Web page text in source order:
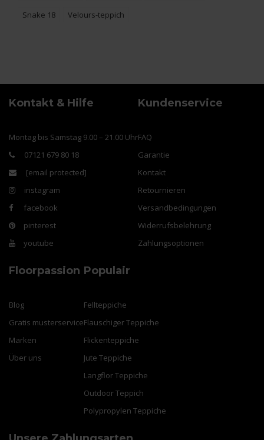
Snake 18
Velours-teppich
Kontakt & Hilfe
Montag bis Samstag 9.00 – 21.00 Uhr
07121 679 80 18
[email protected]
instagram
facebook
pinterest
youtube
Kundenservice
FAQ
Garantie
Kontakt
Retournieren
Versandbedingungen
Widerrufsbelehrung
Zahlungsoptionen
Floorpassion
Blog
Gratis musterservice
Marken
Über uns
Populair
Fellteppiche
Flauschiger Teppiche
Flickenteppiche
Jute Teppiche
Langflor Teppiche
Outdoor Teppich
Polypropylen Teppiche